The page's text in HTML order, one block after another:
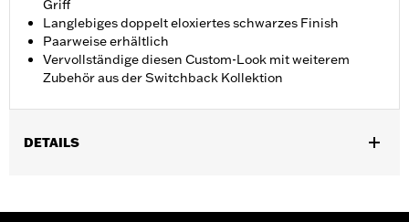
Griff
Langlebiges doppelt eloxiertes schwarzes Finish
Paarweise erhältlich
Vervollständige diesen Custom-Look mit weiterem
Zubehör aus der Switchback Kollektion
DETAILS